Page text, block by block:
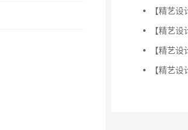
【精艺
【精艺
【精艺
【精艺